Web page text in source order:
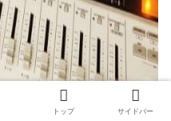
トップ サイドバー